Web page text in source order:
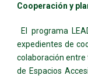
Cooperación y
El programa
expedientes de
colaboración entre
de Espacios